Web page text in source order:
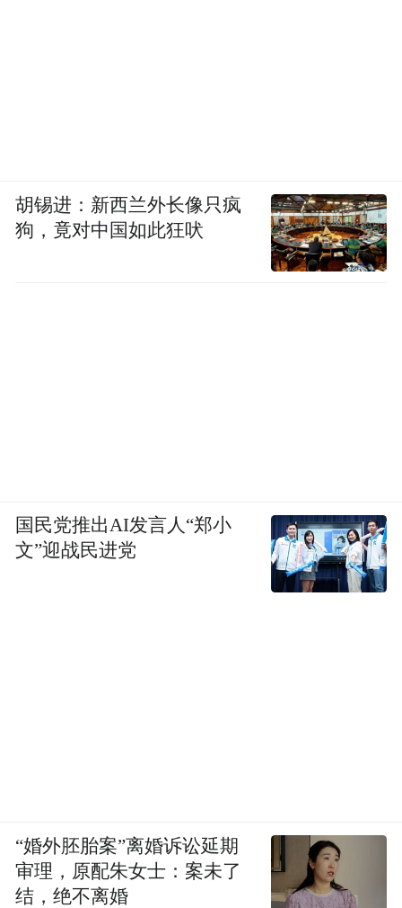
胡锡进：新西兰外长像只疯
狗，竟对中国如此狂吠
国民党推出AI发言人“郑小
文”迎战民进党
“婚外胚胎案”离婚诉讼延期
审理，原配朱女士：案未了
结，绝不离婚